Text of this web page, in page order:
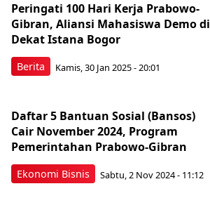
Berita
Peringati 100 Hari Kerja Prabowo-
Gibran, Aliansi Mahasiswa Demo di
Dekat Istana Bogor
Kamis, 30 Jan 2025 - 20:01
Ekonomi Bisnis
Daftar 5 Bantuan Sosial (Bansos)
Cair November 2024, Program
Pemerintahan Prabowo-Gibran
Sabtu, 2 Nov 2024 - 11:12